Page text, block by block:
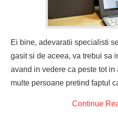
Ei bine, adevaratii specialisti
gasit si de aceea, va trebui sa
avand in vedere ca peste tot
multe persoane pretind faptul
Continue